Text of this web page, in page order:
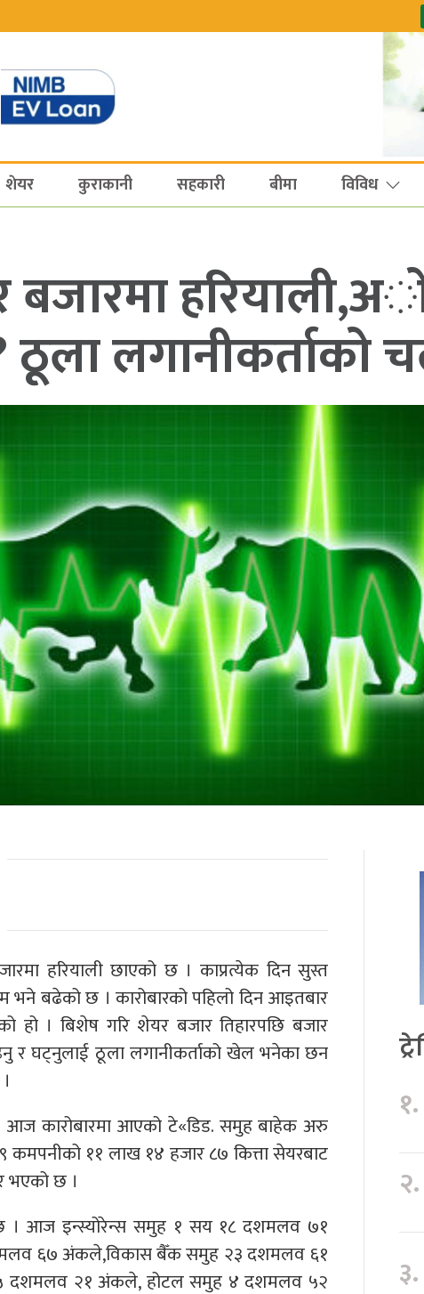
शेयर कुराकानी सहकारी बीमा विविध
ठूला
हरियाली छाएको छ । काप्रत्येक दिन सुस्त
बढेको छ । कारोबारको पहिलो दिन आइतबार
हो । बिशेष गरि शेयर बजार तिहारपछि बजार
र घट्नुलाई ठूला लगानीकर्ताको खेल भनेका छन
कारोबारमा आएको टे«डिड. समुह बाहेक अरु
११ लाख १४ हजार ८७ कित्ता सेयरबाट
भएको छ ।
। आज इन्स्योरेन्स समुह १ सय १८ दशमलव ७१
६७ अंकले,विकास बैँक समुह २३ दशमलव ६१
२१ अंकले, होटल समुह ४ दशमलव ५२
१.
२.
३.